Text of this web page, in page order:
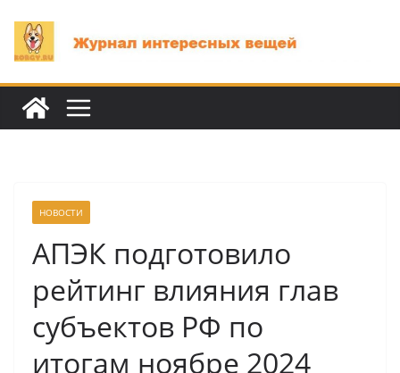
содержимому
НОВОСТИ
АПЭК подготовило
рейтинг влияния глав
субъектов РФ по
итогам ноябре 2024